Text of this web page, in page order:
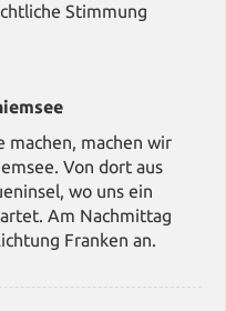
Stimmung
machen, machen wir
Von dort aus
wo uns ein
Am Nachmittag
Franken an.